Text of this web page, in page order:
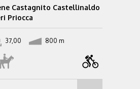
Castagnito Castellinaldo
Priocca
37,00 800 m